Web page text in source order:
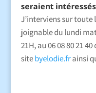
seraient
J’interviens sur toute
joignable du lundi
21H, au 06 08 80 21
sitebyelodie.frainsi